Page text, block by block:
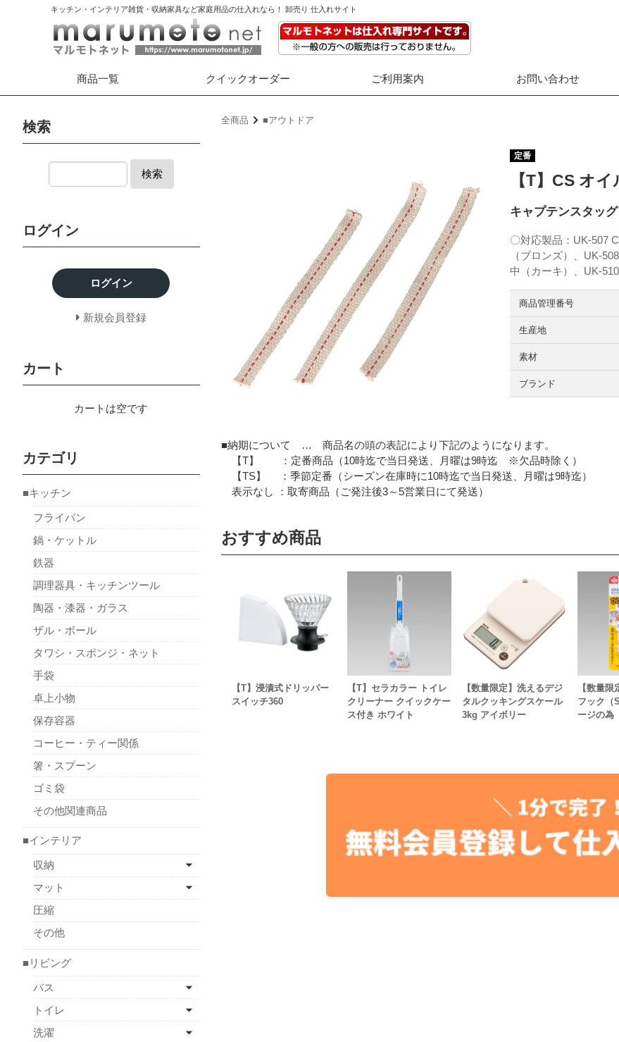
キッチン・インテリア雑貨・収納家具など家庭用品の仕入れなら！ 卸売り 仕入れサイト
商品一覧 クイックオーダー ご利用案内 お問い合わせ
全商品 ■アウトドア
定番
【T】CS オ
キャプテンスタッ
〇対応製品：UK-507
（ブロンズ）、UK-
中（カーキ）、UK-
商品管理番号
生産地
素材
ブランド
■納期について … 商品名の頭の表記により下記のようになります。
【T】 ：定番商品（10時迄で当日発送、月曜は9時迄 ※欠品時除く）
【TS】 ：季節定番（シーズン在庫時に10時迄で当日発送、月曜は9時迄）
表示なし ：取寄商品（ご発注後3～5営業日にて発送）
おすすめ商品
【T】浸漬式ドリッパー
スイッチ360
【T】セラカラー トイレ
クリーナー クイックケー
ス付き ホワイト
【数量限定】洗えるデジ
タルクッキングスケール
3kg アイボリー
【数量
フック（
ージの為
検索
検索
ログイン
ログイン
新規会員登録
カート
カートは空です
カテゴリ
■キッチン
フライパン
鍋・ケットル
鉄器
調理器具・キッチンツール
陶器・漆器・ガラス
ザル・ボール
タワシ・スポンジ・ネット
手袋
卓上小物
保存容器
コーヒー・ティー関係
箸・スプーン
ゴミ袋
その他関連商品
■インテリア
収納
マット
圧縮
その他
■リビング
バス
トイレ
洗濯